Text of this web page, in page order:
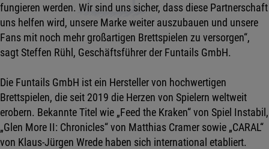
fungieren werden. Wir sind uns sicher, dass diese Partnerschaft
uns helfen wird, unsere Marke weiter auszubauen und unsere
Fans mit noch mehr großartigen Brettspielen zu versorgen“,
sagt Steffen Rühl, Geschäftsführer der Funtails GmbH.
Die Funtails GmbH ist ein Hersteller von hochwertigen
Brettspielen, die seit 2019 die Herzen von Spielern weltweit
erobern. Bekannte Titel wie „Feed the Kraken“ von Spiel Instabil,
„Glen More II: Chronicles“ von Matthias Cramer sowie „CARAL“
von Klaus-Jürgen Wrede haben sich international etabliert.